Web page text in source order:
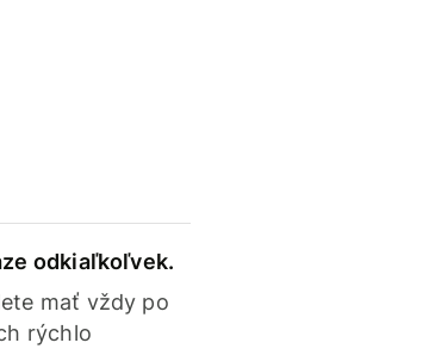
odkiaľkoľvek.
mať vždy po
rýchlo